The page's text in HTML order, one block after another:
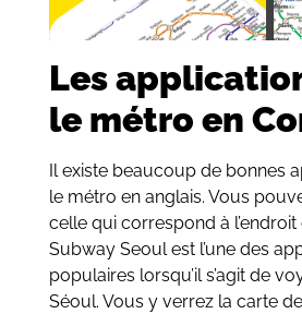
Les
le métro en
Il existe beaucoup de bonnes
le métro en anglais. Vous
celle qui correspond à
Subway Seoul est l’une des
populaires lorsqu’il s’agit de
Séoul. Vous y verrez la carte